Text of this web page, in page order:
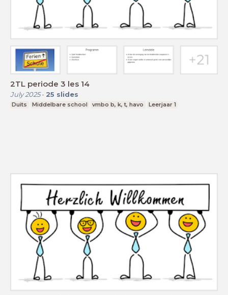
2TL periode 3 les 14
July 2025- 25 slides
Duits Middelbare school vmbo b, k, t, havo Leerjaar 1